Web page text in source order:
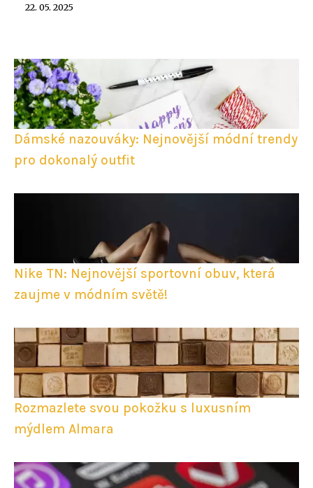
22. 05. 2025
Dámské nazouváky: Nejnovější módní trendy
pro dokonalý outfit
Nike TN: Nejnovější sportovní obuv, která
zaujme v módním světě!
Rozmazlete svou pokožku s luxusním
mýdlem Almara